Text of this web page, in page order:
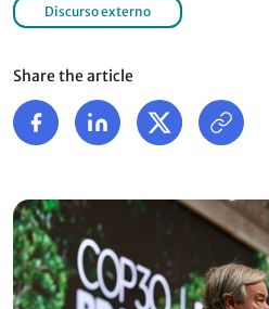
Discurso externo
Share the article